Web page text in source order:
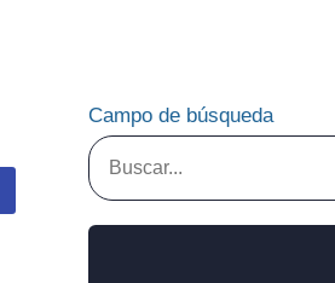
Campo de búsqueda